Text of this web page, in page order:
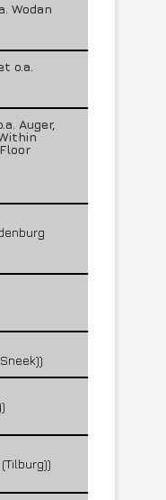
Wodan
o.a.
Auger,